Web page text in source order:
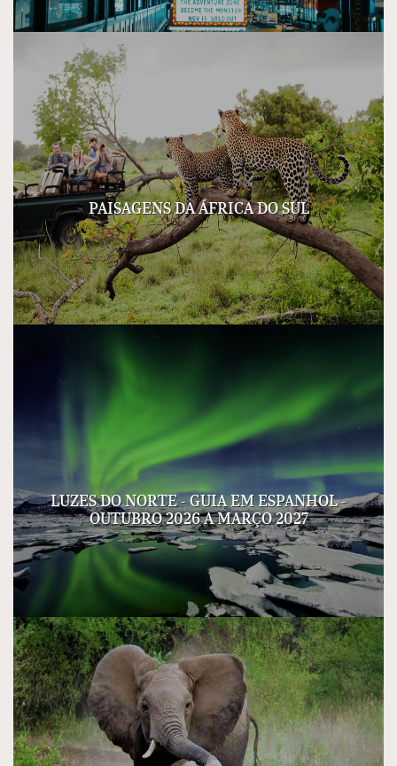
PAISAGENS DA ÁFRICA DO SUL
LUZES DO NORTE - GUIA EM ESPANHOL -
OUTUBRO 2026 A MARÇO 2027